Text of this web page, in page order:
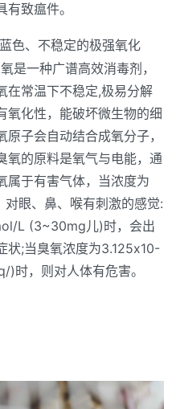
致瘟件。
色、不稳定的极强氧化
是一种广谱高效消毒剂，
在常温下不稳定,极易分解
氧化性，能破坏微生物的细
子会自动结合成氧分子，
氧的原料是氧气与电能，通
属于有害气体，当浓度为
眼、鼻、喉有刺激的感觉:
L (3~30mg儿)时，会出
状;当臭氧浓度为3.125x10-
，则对人体有危害。